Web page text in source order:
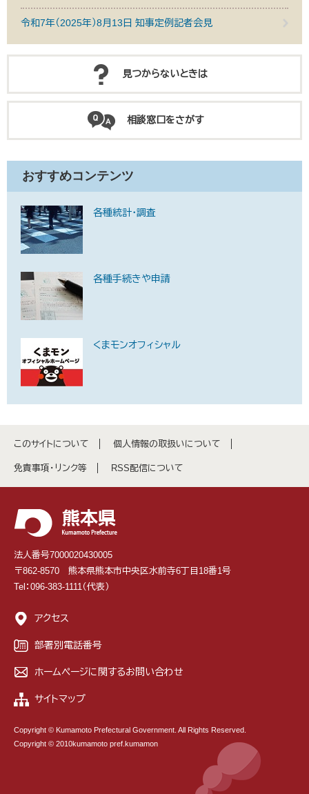
令和7年（2025年）8月13日 知事定例記者会見
見つからないときは
相談窓口をさがす
おすすめコンテンツ
各種統計・調査
各種手続きや申請
くまモンオフィシャル
このサイトについて 個人情報の取扱いについて
免責事項・リンク等 RSS配信について
法人番号7000020430005
〒862-8570 熊本県熊本市中央区水前寺6丁目18番1号
Tel：096-383-1111（代表）
アクセス
部署別電話番号
ホームページに関するお問い合わせ
サイトマップ
Copyright © Kumamoto Prefectural Government. All Rights Reserved.
Copyright © 2010kumamoto pref.kumamon